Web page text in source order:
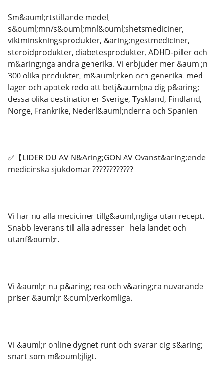
Sm&auml;rtstillande medel,
s&ouml;mn/s&ouml;mnl&ouml;shetsmediciner,
viktminskningsprodukter, &aring;ngestmediciner,
steroidprodukter, diabetesprodukter, ADHD-piller och
m&aring;nga andra generika. Vi erbjuder mer &auml;n
300 olika produkter, m&auml;rken och generika. med
lager och apotek redo att betj&auml;na dig p&aring;
dessa olika destinationer Sverige, Tyskland, Findland,
Norge, Frankrike, Nederl&auml;nderna och Spanien
✅【LIDER DU AV N&Aring;GON AV Ovanst&aring;ende
medicinska sjukdomar ????????????​​​​​​​​​​​
Vi har nu alla mediciner tillg&auml;ngliga utan recept.
Snabb leverans till alla adresser i hela landet och
utanf&ouml;r.
Vi &auml;r nu p&aring; rea och v&aring;ra nuvarande
priser &auml;r &ouml;verkomliga.
Vi &auml;r online dygnet runt och svarar dig s&aring;
snart som m&ouml;jligt.